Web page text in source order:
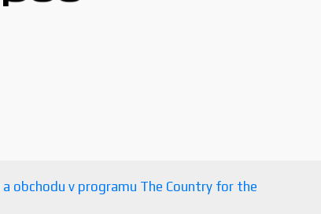
obchodu v programu The Country for the